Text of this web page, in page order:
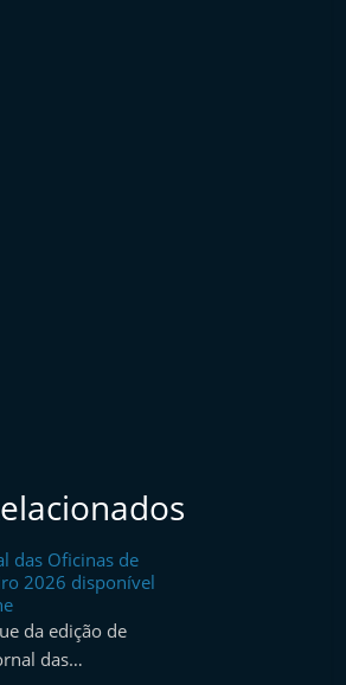
das Oficinas de
2026 disponível
da edição de
das…